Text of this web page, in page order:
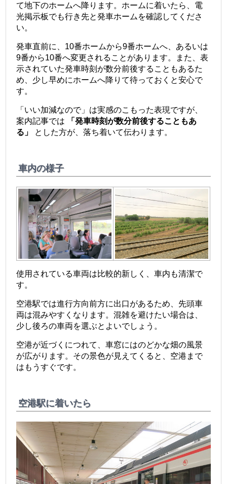
て地下のホームへ降ります。ホームに着いたら、電
光掲示板でも行き先と発車ホームを確認してくださ
い。
発車直前に、10番ホームから9番ホームへ、あるいは
9番から10番へ変更されることがあります。また、表
示されていた発車時刻が数分前後することもあるた
め、少し早めにホームへ降りて待っておくと安心で
す。
「いい加減なので」は実感のこもった表現ですが、
案内記事では
「発車時刻が数分前後することもあ
る」
とした方が、落ち着いて伝わります。
車内の様子
使用されている車両は比較的新しく、車内も清潔で
す。
空港駅では進行方向前方に出口があるため、先頭車
両は混みやすくなります。混雑を避けたい場合は、
少し後ろの車両を選ぶとよいでしょう。
空港が近づくにつれて、車窓にはのどかな畑の風景
が広がります。その景色が見えてくると、空港まで
はもうすぐです。
空港駅に着いたら